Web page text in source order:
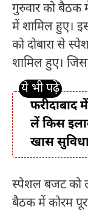
गुरुवार को बैठक
में शामिल हुए।
को दोबारा से
शामिल हुए।
फरीदाबाद
लें किस
खास
स्पेशल बजट को
बैठक में कोरम